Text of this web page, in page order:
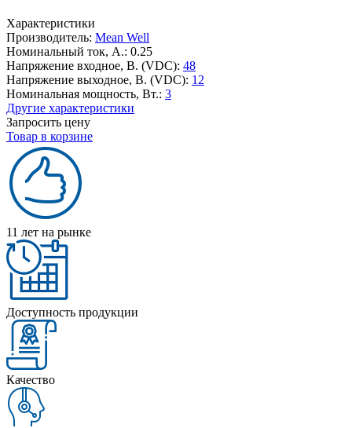
Характеристики
Производитель: Mean Well
Номинальный ток, А.: 0.25
Напряжение входное, В. (VDC): 48
Напряжение выходное, В. (VDC): 12
Номинальная мощность, Вт.: 3
Другие характеристики
Запросить цену
Товар в корзине
11 лет на рынке
Доступность продукции
Качество